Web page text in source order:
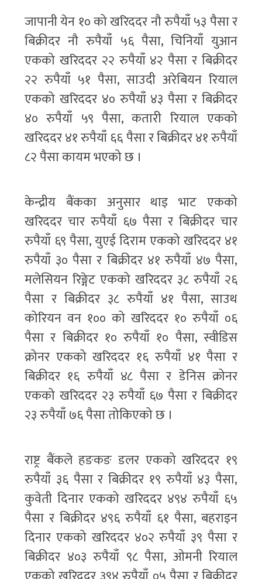
जापानी येन १० को खरिददर नौ रुपैयाँ ५३ पैसा र
बिक्रीदर नौ रुपैयाँ ५६ पैसा, चिनियाँ युआन
एकको खरिददर २२ रुपैयाँ ४२ पैसा र बिक्रीदर
२२ रुपैयाँ ५१ पैसा, साउदी अरेबियन रियाल
एकको खरिददर ४० रुपैयाँ ४३ पैसा र बिक्रीदर
४० रुपैयाँ ५९ पैसा, कतारी रियाल एकको
खरिददर ४१ रुपैयाँ ६६ पैसा र बिक्रीदर ४१ रुपैयाँ
८२ पैसा कायम भएको छ ।
केन्द्रीय बैंकका अनुसार थाइ भाट एकको
खरिददर चार रुपैयाँ ६७ पैसा र बिक्रीदर चार
रुपैयाँ ६९ पैसा, युएई दिराम एकको खरिददर ४१
रुपैयाँ ३० पैसा र बिक्रीदर ४१ रुपैयाँ ४७ पैसा,
मलेसियन रिङ्गेट एकको खरिददर ३८ रुपैयाँ २६
पैसा र बिक्रीदर ३८ रुपैयाँ ४१ पैसा, साउथ
कोरियन वन १०० को खरिददर १० रुपैयाँ ०६
पैसा र बिक्रीदर १० रुपैयाँ १० पैसा, स्वीडिस
क्रोनर एकको खरिददर १६ रुपैयाँ ४१ पैसा र
बिक्रीदर १६ रुपैयाँ ४८ पैसा र डेनिस क्रोनर
एकको खरिददर २३ रुपैयाँ ६७ पैसा र बिक्रीदर
२३ रुपैयाँ ७६ पैसा तोकिएको छ ।
राष्ट्र बैंकले हङकङ डलर एकको खरिददर १९
रुपैयाँ ३६ पैसा र बिक्रीदर १९ रुपैयाँ ४३ पैसा,
कुवेती दिनार एकको खरिददर ४९४ रुपैयाँ ६५
पैसा र बिक्रीदर ४९६ रुपैयाँ ६१ पैसा, बहराइन
दिनार एकको खरिददर ४०२ रुपैयाँ ३९ पैसा र
बिक्रीदर ४०३ रुपैयाँ ९८ पैसा, ओमनी रियाल